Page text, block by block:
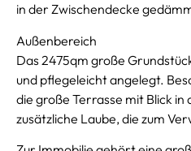
in der Zwischendecke
Außenbereich
Das 2475qm große
und pflegeleicht angelegt.
die große Terrasse mit Blick in
zusätzliche Laube, die zum